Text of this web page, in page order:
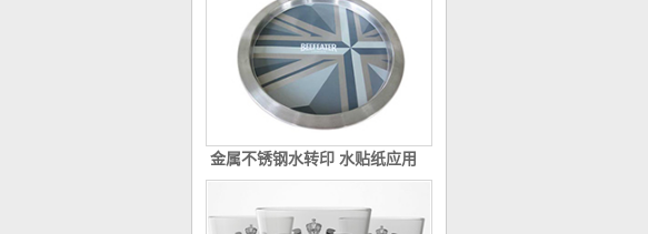
金属不锈钢水转印 水贴纸应用